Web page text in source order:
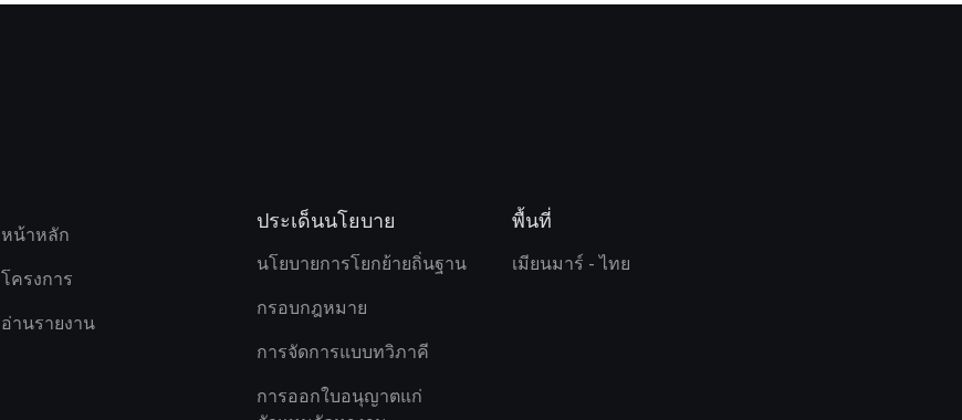
หน้าหลัก
โครงการ
อ่านรายงาน
ประเด็นนโยบาย
นโยบายการโยกย้ายถิ่นฐาน
กรอบกฎหมาย
การจัดการแบบทวิภาคี
การออกใบอนุญาตแก่
พื้นที่
เมียนมาร์ - ไทย